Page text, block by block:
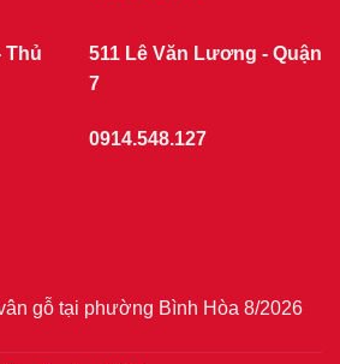
Thủ
511 Lê Văn Lương - Quận
7
0914.548.127
gỗ tại phường Bình Hòa 8/2026